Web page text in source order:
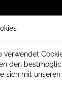
verwendet
den
sich mit